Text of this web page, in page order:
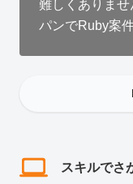
難しくありま
パンでRuby案
スキルでさ